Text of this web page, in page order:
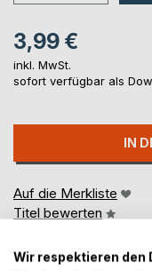
3,99 €
inkl. MwSt.
sofort verfügbar als
IN
Auf die Merkliste
Titel bewerten
Wir respektieren den